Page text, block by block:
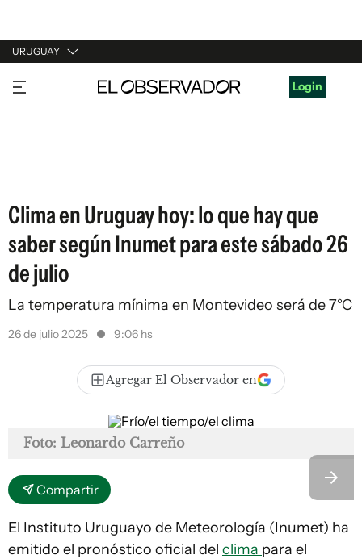
URUGUAY
URUGUAY
ARGENTINA
Login
Clima en Uruguay hoy: lo que hay que
saber según Inumet para este sábado 26
de julio
La temperatura mínima en Montevideo será de 7°C
26 de julio 2025 9:06 hs
Agregar El Observador en
Foto: Leonardo Carreño
Compartir
El Instituto Uruguayo de Meteorología (Inumet) ha
emitido el pronóstico oficial del clima para el